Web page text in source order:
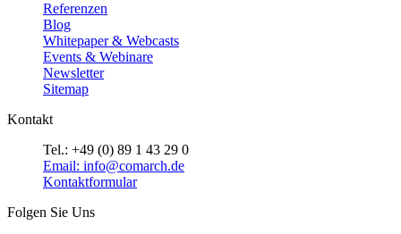
Referenzen
Blog
Whitepaper & Webcasts
Events & Webinare
Newsletter
Sitemap
Kontakt
Tel.: +49 (0) 89 1 43 29 0
Email: info@comarch.de
Kontaktformular
Folgen Sie Uns